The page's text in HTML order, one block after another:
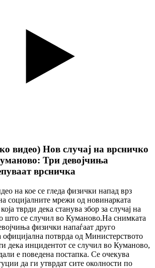
видео) Нов случај на врсничко
Три девојчиња
врсничка
на кое се гледа физички напад врз
социјалните мрежи од новинарката
тврди дека станува збор за случај на
што се случил во Куманово.На снимката
физички напаѓаат друго
официјална потврда од Министерството
дека инцидентот се случил во Куманово,
е поведена постапка. Се очекува
да ги утврдат сите околности по